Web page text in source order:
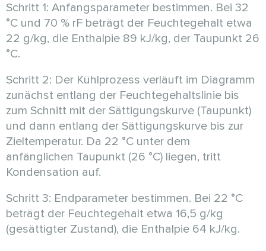
Schritt 1: Anfangsparameter bestimmen. Bei 32
°C und 70 % rF beträgt der Feuchtegehalt etwa
22 g/kg, die Enthalpie 89 kJ/kg, der Taupunkt 26
°C.
Schritt 2: Der Kühlprozess verläuft im Diagramm
zunächst entlang der Feuchtegehaltslinie bis
zum Schnitt mit der Sättigungskurve (Taupunkt)
und dann entlang der Sättigungskurve bis zur
Zieltemperatur. Da 22 °C unter dem
anfänglichen Taupunkt (26 °C) liegen, tritt
Kondensation auf.
Schritt 3: Endparameter bestimmen. Bei 22 °C
beträgt der Feuchtegehalt etwa 16,5 g/kg
(gesättigter Zustand), die Enthalpie 64 kJ/kg.